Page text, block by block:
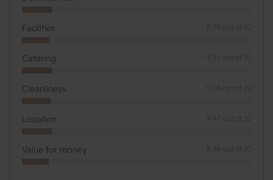
Facilities 8,75 out of 10
Catering 9,52 out of 10
Cleanliness 9,08 out of 10
Location 9,47 out of 10
Value for money 8,46 out of 10